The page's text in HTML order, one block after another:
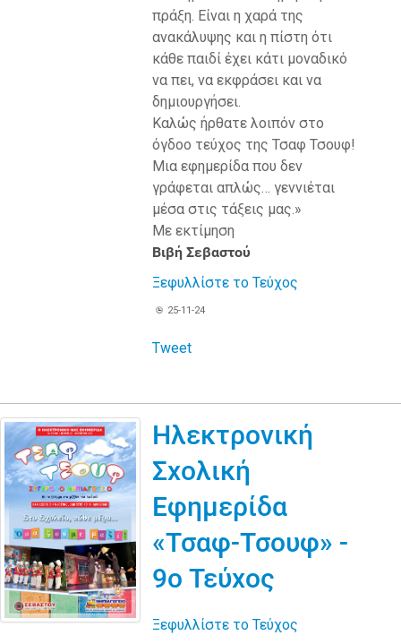
πράξη. Είναι η χαρά της
ανακάλυψης και η πίστη ότι
κάθε παιδί έχει κάτι μοναδικό
να πει, να εκφράσει και να
δημιουργήσει.
Καλώς ήρθατε λοιπόν στο
όγδοο τεύχος της Τσαφ Τσουφ!
Μια εφημερίδα που δεν
γράφεται απλώς… γεννιέται
μέσα στις τάξεις μας.»
Με εκτίμηση
Βιβή Σεβαστού
Ξεφυλλίστε το Τεύχος
25-11-24
Tweet
Ηλεκτρονική
Σχολική
Εφημερίδα
«Τσαφ-Τσουφ» -
9ο Τεύχος
Ξεφυλλίστε το Τεύχος